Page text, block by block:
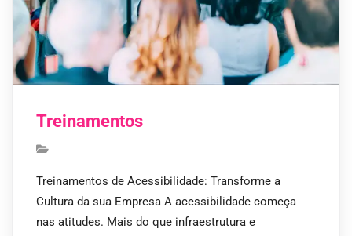
Treinamentos
Treinamentos de Acessibilidade: Transforme a
Cultura da sua Empresa A acessibilidade começa
nas atitudes. Mais do que infraestrutura e